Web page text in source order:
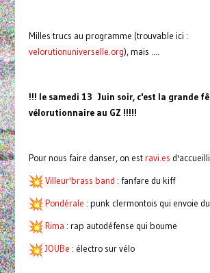
Milles trucs au programme (trouvable ici :
velorutionuniverselle.org), mais ....
!!! le samedi 13 Juin soir, c'est la grande
vélorutionnaire au GZ !!!!!
Pour nous faire danser, on estravi.es
Villeur'brass band : fanfare du kiff
Pondérale : punk clermontois qui envoie
Rima : rap autodéfense qui boume
JOUBe : électro sur vélo